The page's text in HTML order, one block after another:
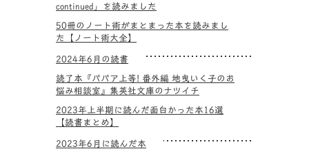
continued」を読みました
50冊のノート術がまとまった本を読みまし
た【ノート術大全】
2024年6月の読書
読了本『ババア上等! 番外編 地曳いく子のお
悩み相談室』集英社文庫のナツイチ
2023年上半期に読んだ面白かった本16選
【読書まとめ】
2023年6月に読んだ本